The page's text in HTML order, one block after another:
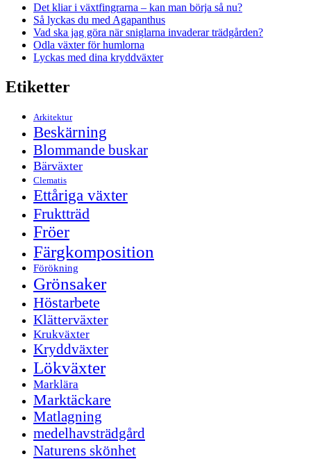
Det kliar i växtfingrarna – kan man börja så nu?
Så lyckas du med Agapanthus
Vad ska jag göra när sniglarna invaderar trädgården?
Odla växter för humlorna
Lyckas med dina kryddväxter
Etiketter
Arkitektur
Beskärning
Blommande buskar
Bärväxter
Clematis
Ettåriga växter
Fruktträd
Fröer
Färgkomposition
Förökning
Grönsaker
Höstarbete
Klätterväxter
Krukväxter
Kryddväxter
Lökväxter
Marklära
Marktäckare
Matlagning
medelhavsträdgård
Naturens skönhet